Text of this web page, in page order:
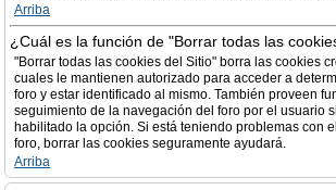
Arriba
¿Cuál es la función de "Borrar todas las
"Borrar todas las cookies del Sitio" borra las cookies
cuales le mantienen autorizado para acceder a
foro y estar identificado al mismo. También proveen
seguimiento de la navegación del foro por el usuario
habilitado la opción. Si está teniendo problemas con
foro, borrar las cookies seguramente ayudará.
Arriba